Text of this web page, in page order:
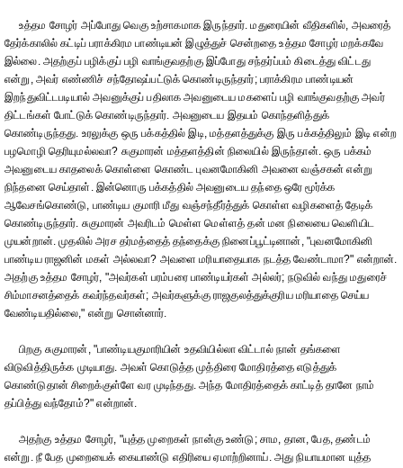
உத்தம சோழர் அப்போது வெகு உற்சாகமாக இருந்தார். மதுரையின் வீதிகளில், அவரைத்
தேர்க்காலில் கட்டிப் பராக்கிரம பாண்டியன் இழுத்துச் சென்றதை உத்தம சோழர் மறக்கவே
இல்லை. அதற்குப் பழிக்குப் பழி வாங்குவதற்கு இப்போது சந்தர்ப்பம் கிடைத்து விட்டது
என்று, அவர் எண்ணிச் சந்தோஷப்பட்டுக் கொண்டிருந்தார்; பராக்கிரம பாண்டியன்
இறந்துவிட்டபடியால் அவனுக்குப் பதிலாக அவனுடைய மகளைப் பழி வாங்குவதற்கு அவர்
திட்டங்கள் போட்டுக் கொண்டிருந்தார். அவனுடைய இதயம் கொந்தளித்துக்
கொண்டிருந்தது. உரலுக்கு ஒரு பக்கத்தில் இடி, மத்தளத்துக்கு இரு பக்கத்திலும் இடி என்ற
பழமொழி தெரியுமல்லவா? சுகுமாரன் மத்தளத்தின் நிலையில் இருந்தான். ஒரு பக்கம்
அவனுடைய காதலைக் கொள்ளை கொண்ட புவனமோகினி அவனை வஞ்சகன் என்று
நிந்தனை செய்தாள். இன்னொரு பக்கத்தில் அவனுடைய தந்தை ஒரே மூர்க்க
ஆவேசங்கொண்டு, பாண்டிய குமாரி மீது வஞ்சந்தீர்த்துக் கொள்ள வழிகளைத் தேடிக்
கொண்டிருந்தார். சுகுமாரன் அவரிடம் மெள்ள மெள்ளத் தன் மன நிலையை வெளியிட
முயன்றான். முதலில் அரச தர்மத்தைத் தந்தைக்கு நினைப்பூட்டினான், "புவனமோகினி
பாண்டிய ராஜனின் மகள் அல்லவா? அவளை மரியாதையாக நடத்த வேண்டாமா?" என்றான்.
அதற்கு உத்தம சோழர், "அவர்கள் பரம்பரை பாண்டியர்கள் அல்லர்; நடுவில் வந்து மதுரைச்
சிம்மாசனத்தைக் கவர்ந்தவர்கள்; அவர்களுக்கு ராஜகுலத்துக்குரிய மரியாதை செய்ய
வேண்டியதில்லை," என்று சொன்னார்.
பிறகு சுகுமாரன், "பாண்டியகுமாரியின் உதவியில்லா விட்டால் நான் தங்களை
விடுவித்திருக்க முடியாது. அவள் கொடுத்த முத்திரை மோதிரத்தை எடுத்துக்
கொண்டுதான் சிறைக்குள்ளே வர முடிந்தது. அந்த மோதிரத்தைக் காட்டித் தானே நாம்
தப்பித்து வந்தோம்?" என்றான்.
அதற்கு உத்தம சோழர், "யுத்த முறைகள் நான்கு உண்டு; சாம, தான, பேத, தண்டம்
என்று. நீ பேத முறையைக் கையாண்டு எதிரியை ஏமாற்றினாய். அது நியாயமான யுத்த